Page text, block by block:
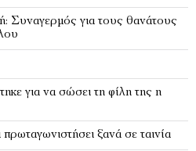
Συναγερμός για τους θανάτους
για να σώσει τη φίλη της η
ξανά σε ταινία